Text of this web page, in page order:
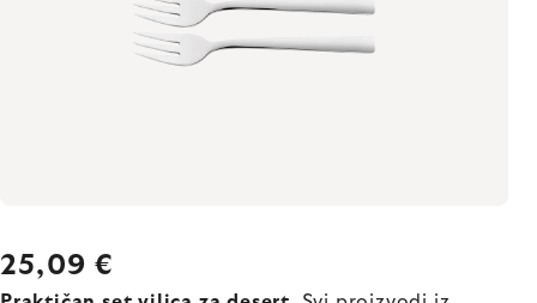
25,09 €